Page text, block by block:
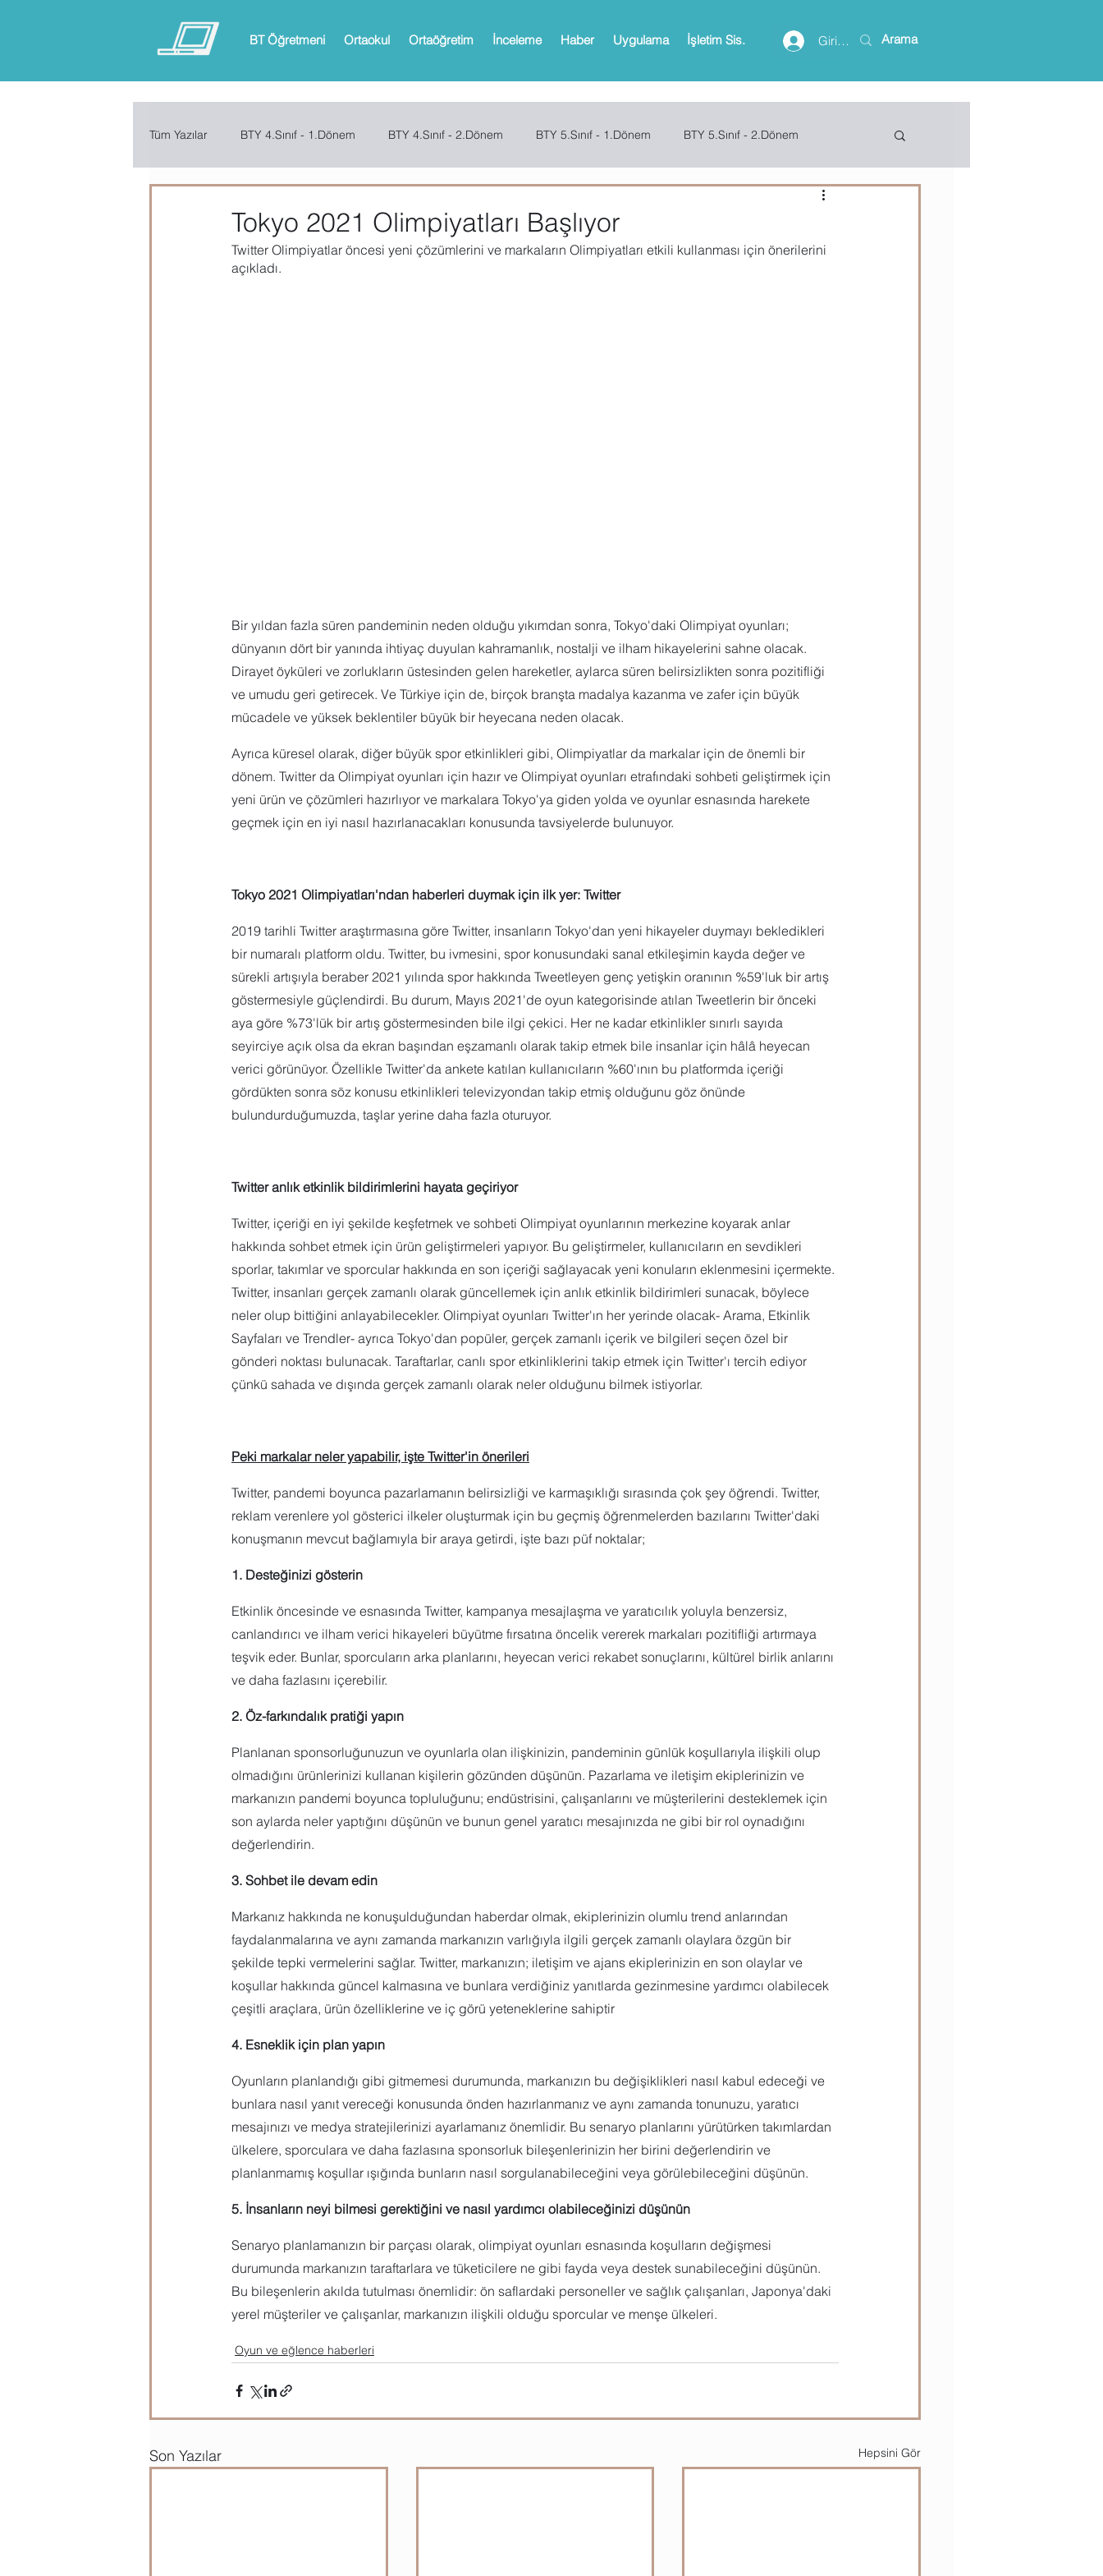
BT Öğretmeni Ortaokul Ortaöğretim İnceleme Haber Uygulama İşletim Sis. Giriş yap
Tüm Yazılar BTY 4.Sınıf - 1.Dönem BTY 4.Sınıf - 2.Dönem BTY 5.Sınıf - 1.Dönem BTY 5.Sınıf - 2.Dönem
ARDUINO App Inventor
Tokyo 2021 Olimpiyatları Başlıyor
Twitter Olimpiyatlar öncesi yeni çözümlerini ve markaların Olimpiyatları etkili kullanması için önerilerini
açıkladı.
Bir yıldan fazla süren pandeminin neden olduğu yıkımdan sonra, Tokyo'daki Olimpiyat oyunları;
dünyanın dört bir yanında ihtiyaç duyulan kahramanlık, nostalji ve ilham hikayelerini sahne olacak.
Dirayet öyküleri ve zorlukların üstesinden gelen hareketler, aylarca süren belirsizlikten sonra pozitifliği
ve umudu geri getirecek. Ve Türkiye için de, birçok branşta madalya kazanma ve zafer için büyük
mücadele ve yüksek beklentiler büyük bir heyecana neden olacak.
Ayrıca küresel olarak, diğer büyük spor etkinlikleri gibi, Olimpiyatlar da markalar için de önemli bir
dönem. Twitter da Olimpiyat oyunları için hazır ve Olimpiyat oyunları etrafındaki sohbeti geliştirmek için
yeni ürün ve çözümleri hazırlıyor ve markalara Tokyo'ya giden yolda ve oyunlar esnasında harekete
geçmek için en iyi nasıl hazırlanacakları konusunda tavsiyelerde bulunuyor.
Tokyo 2021 Olimpiyatları'ndan haberleri duymak için ilk yer: Twitter
2019 tarihli Twitter araştırmasına göre Twitter, insanların Tokyo'dan yeni hikayeler duymayı bekledikleri
bir numaralı platform oldu. Twitter, bu ivmesini, spor konusundaki sanal etkileşimin kayda değer ve
sürekli artışıyla beraber 2021 yılında spor hakkında Tweetleyen genç yetişkin oranının %59'luk bir artış
göstermesiyle güçlendirdi. Bu durum, Mayıs 2021'de oyun kategorisinde atılan Tweetlerin bir önceki
aya göre %73'lük bir artış göstermesinden bile ilgi çekici. Her ne kadar etkinlikler sınırlı sayıda
seyirciye açık olsa da ekran başından eşzamanlı olarak takip etmek bile insanlar için hâlâ heyecan
verici görünüyor. Özellikle Twitter'da ankete katılan kullanıcıların %60'ının bu platformda içeriği
gördükten sonra söz konusu etkinlikleri televizyondan takip etmiş olduğunu göz önünde
bulundurduğumuzda, taşlar yerine daha fazla oturuyor.
Twitter anlık etkinlik bildirimlerini hayata geçiriyor
Twitter, içeriği en iyi şekilde keşfetmek ve sohbeti Olimpiyat oyunlarının merkezine koyarak anlar
hakkında sohbet etmek için ürün geliştirmeleri yapıyor. Bu geliştirmeler, kullanıcıların en sevdikleri
sporlar, takımlar ve sporcular hakkında en son içeriği sağlayacak yeni konuların eklenmesini içermekte.
Twitter, insanları gerçek zamanlı olarak güncellemek için anlık etkinlik bildirimleri sunacak, böylece
neler olup bittiğini anlayabilecekler. Olimpiyat oyunları Twitter'ın her yerinde olacak- Arama, Etkinlik
Sayfaları ve Trendler- ayrıca Tokyo'dan popüler, gerçek zamanlı içerik ve bilgileri seçen özel bir
gönderi noktası bulunacak. Taraftarlar, canlı spor etkinliklerini takip etmek için Twitter'ı tercih ediyor
çünkü sahada ve dışında gerçek zamanlı olarak neler olduğunu bilmek istiyorlar.
Peki markalar neler yapabilir, işte Twitter'in önerileri
Twitter, pandemi boyunca pazarlamanın belirsizliği ve karmaşıklığı sırasında çok şey öğrendi. Twitter,
reklam verenlere yol gösterici ilkeler oluşturmak için bu geçmiş öğrenmelerden bazılarını Twitter'daki
konuşmanın mevcut bağlamıyla bir araya getirdi, işte bazı püf noktalar;
1. Desteğinizi gösterin
Etkinlik öncesinde ve esnasında Twitter, kampanya mesajlaşma ve yaratıcılık yoluyla benzersiz,
canlandırıcı ve ilham verici hikayeleri büyütme fırsatına öncelik vererek markaları pozitifliği artırmaya
teşvik eder. Bunlar, sporcuların arka planlarını, heyecan verici rekabet sonuçlarını, kültürel birlik anlarını
ve daha fazlasını içerebilir.
2. Öz-farkındalık pratiği yapın
Planlanan sponsorluğunuzun ve oyunlarla olan ilişkinizin, pandeminin günlük koşullarıyla ilişkili olup
olmadığını ürünlerinizi kullanan kişilerin gözünden düşünün. Pazarlama ve iletişim ekiplerinizin ve
markanızın pandemi boyunca topluluğunu; endüstrisini, çalışanlarını ve müşterilerini desteklemek için
son aylarda neler yaptığını düşünün ve bunun genel yaratıcı mesajınızda ne gibi bir rol oynadığını
değerlendirin.
3. Sohbet ile devam edin
Markanız hakkında ne konuşulduğundan haberdar olmak, ekiplerinizin olumlu trend anlarından
faydalanmalarına ve aynı zamanda markanızın varlığıyla ilgili gerçek zamanlı olaylara özgün bir
şekilde tepki vermelerini sağlar. Twitter, markanızın; iletişim ve ajans ekiplerinizin en son olaylar ve
koşullar hakkında güncel kalmasına ve bunlara verdiğiniz yanıtlarda gezinmesine yardımcı olabilecek
çeşitli araçlara, ürün özelliklerine ve iç görü yeteneklerine sahiptir
4. Esneklik için plan yapın
Oyunların planlandığı gibi gitmemesi durumunda, markanızın bu değişiklikleri nasıl kabul edeceği ve
bunlara nasıl yanıt vereceği konusunda önden hazırlanmanız ve aynı zamanda tonunuzu, yaratıcı
mesajınızı ve medya stratejilerinizi ayarlamanız önemlidir. Bu senaryo planlarını yürütürken takımlardan
ülkelere, sporculara ve daha fazlasına sponsorluk bileşenlerinizin her birini değerlendirin ve
planlanmamış koşullar ışığında bunların nasıl sorgulanabileceğini veya görülebileceğini düşünün.
5. İnsanların neyi bilmesi gerektiğini ve nasıl yardımcı olabileceğinizi düşünün
Senaryo planlamanızın bir parçası olarak, olimpiyat oyunları esnasında koşulların değişmesi
durumunda markanızın taraftarlara ve tüketicilere ne gibi fayda veya destek sunabileceğini düşünün.
Bu bileşenlerin akılda tutulması önemlidir: ön saflardaki personeller ve sağlık çalışanları, Japonya'daki
yerel müşteriler ve çalışanlar, markanızın ilişkili olduğu sporcular ve menşe ülkeleri.
Oyun ve eğlence haberleri
Son Yazılar Hepsini Gör